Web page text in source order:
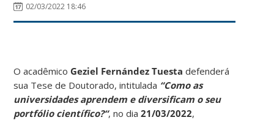
02/03/2022 18:46
O acadêmico Geziel Fernández Tuesta defenderá
sua Tese de Doutorado, intitulada “Como as
universidades aprendem e diversificam o seu
portfólio científico?“, no dia21/03/2022,